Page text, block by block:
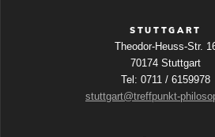
STUTTGART
Theodor-Heuss-Str.
70174 Stuttgart
Tel: 0711 / 6159978
stuttgart@treffpunkt-